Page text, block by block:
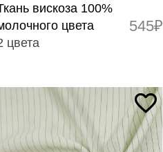
вискоза 100%
цвета
цвета
545₽